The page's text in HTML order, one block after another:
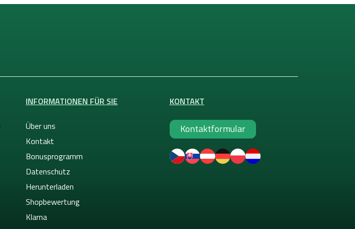
INFORMATIONEN FÜR SIE
Über uns
Kontakt
Bonusprogramm
Datenschutz
Herunterladen
Shopbewertung
Klarna
KONTAKT
Kontaktformular